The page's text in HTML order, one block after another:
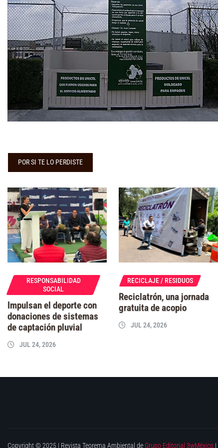
POR SI TE LO PERDISTE
RESPONSABILIDAD
SOCIAL
Impulsan el deporte con
donaciones de sistemas
de captación pluvial
JUL 24, 2026
RECICLAJE / RESIDUOS
Reciclatrón, una jornada
gratuita de acopio
JUL 24, 2026
Copyright © 2025 | Revista Teorema Ambiental de Grupo Editorial 3wMéxico |